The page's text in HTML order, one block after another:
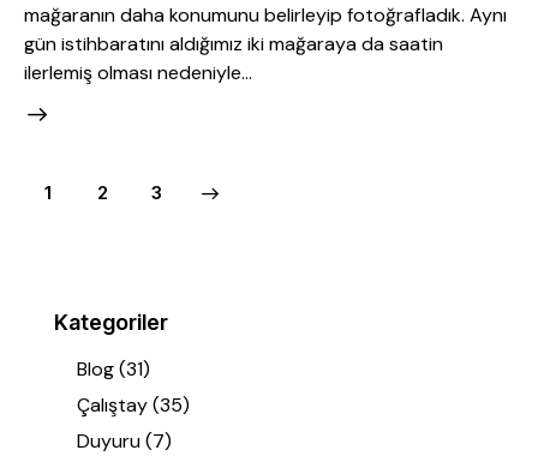
mağaranın daha konumunu belirleyip fotoğrafladık. Aynı
gün istihbaratını aldığımız iki mağaraya da saatin
ilerlemiş olması nedeniyle…
1 2 3
Kategoriler
Blog(31)
Çalıştay(35)
Duyuru(7)